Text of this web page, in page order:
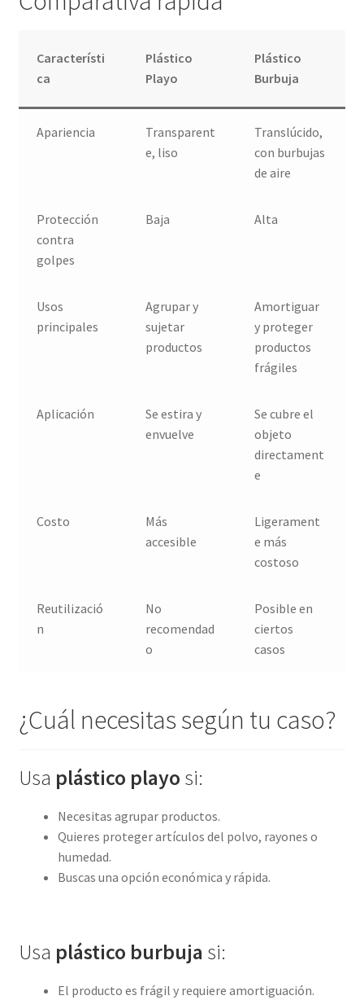
Característi
ca
Plástico
Playo
Plástico
Burbuja
Apariencia
Transparent
e, liso
Translúcido,
con burbujas
de aire
Protección
contra
golpes
Baja Alta
Usos
principales
Agrupar y
sujetar
productos
Amortiguar
y proteger
productos
frágiles
Aplicación
Se estira y
envuelve
Se cubre el
objeto
directament
e
Costo
Más
accesible
Ligerament
e más
costoso
Reutilizació
n
No
recomendad
o
Posible en
ciertos
casos
¿Cuál necesitas según tu caso?
Usa plástico playo si:
Necesitas agrupar productos.
Quieres proteger artículos del polvo, rayones o
humedad.
Buscas una opción económica y rápida.
Usa plástico burbuja si:
El producto es frágil y requiere amortiguación.